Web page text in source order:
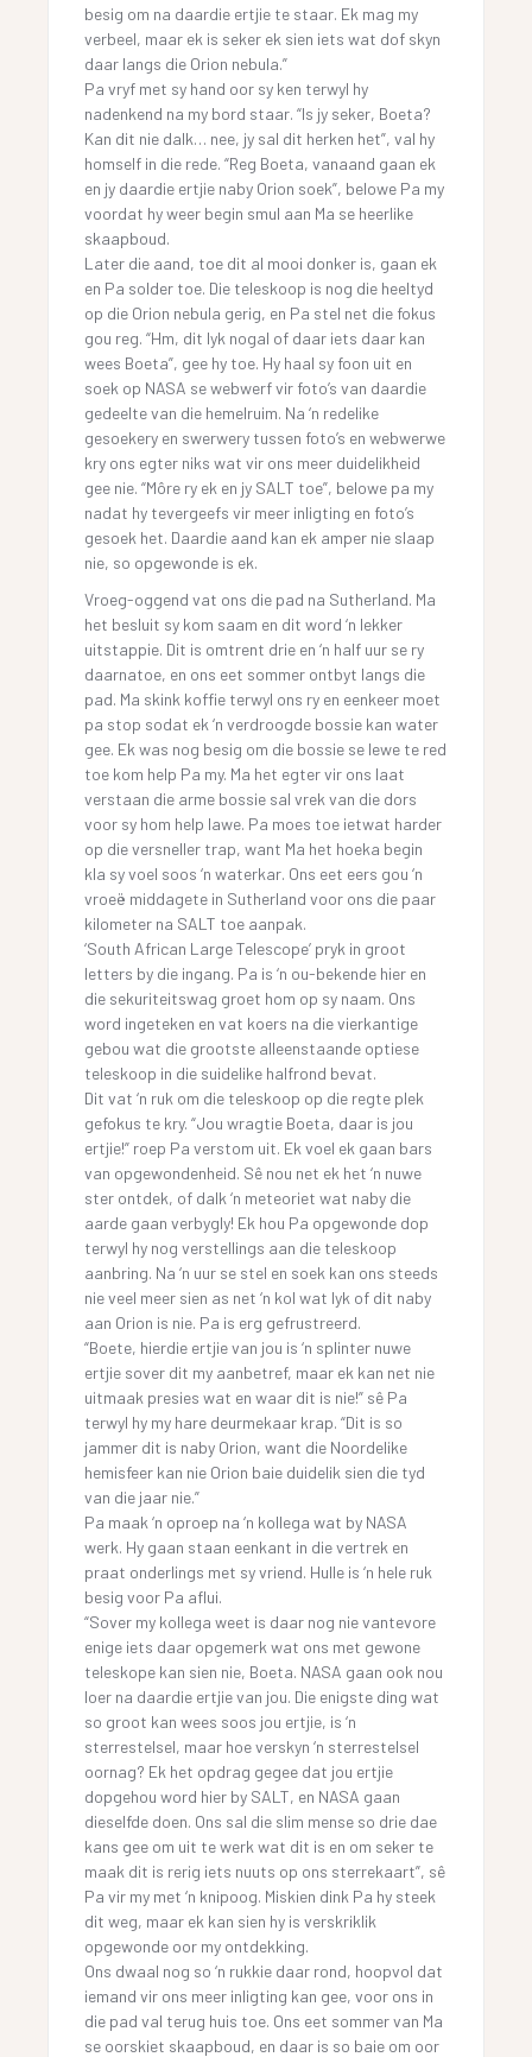
besig om na daardie ertjie te staar. Ek mag my
verbeel, maar ek is seker ek sien iets wat dof skyn
daar langs die Orion nebula.”
Pa vryf met sy hand oor sy ken terwyl hy
nadenkend na my bord staar. “Is jy seker, Boeta?
Kan dit nie dalk… nee, jy sal dit herken het”, val hy
homself in die rede. “Reg Boeta, vanaand gaan ek
en jy daardie ertjie naby Orion soek”, belowe Pa my
voordat hy weer begin smul aan Ma se heerlike
skaapboud.
Later die aand, toe dit al mooi donker is, gaan ek
en Pa solder toe. Die teleskoop is nog die heeltyd
op die Orion nebula gerig, en Pa stel net die fokus
gou reg. “Hm, dit lyk nogal of daar iets daar kan
wees Boeta”, gee hy toe. Hy haal sy foon uit en
soek op NASA se webwerf vir foto’s van daardie
gedeelte van die hemelruim. Na ‘n redelike
gesoekery en swerwery tussen foto’s en webwerwe
kry ons egter niks wat vir ons meer duidelikheid
gee nie. “Môre ry ek en jy SALT toe”, belowe pa my
nadat hy tevergeefs vir meer inligting en foto’s
gesoek het. Daardie aand kan ek amper nie slaap
nie, so opgewonde is ek.
Vroeg-oggend vat ons die pad na Sutherland. Ma
het besluit sy kom saam en dit word ‘n lekker
uitstappie. Dit is omtrent drie en ‘n half uur se ry
daarnatoe, en ons eet sommer ontbyt langs die
pad. Ma skink koffie terwyl ons ry en eenkeer moet
pa stop sodat ek ‘n verdroogde bossie kan water
gee. Ek was nog besig om die bossie se lewe te red
toe kom help Pa my. Ma het egter vir ons laat
verstaan die arme bossie sal vrek van die dors
voor sy hom help lawe. Pa moes toe ietwat harder
op die versneller trap, want Ma het hoeka begin
kla sy voel soos ‘n waterkar. Ons eet eers gou ‘n
vroeë middagete in Sutherland voor ons die paar
kilometer na SALT toe aanpak.
‘South African Large Telescope’ pryk in groot
letters by die ingang. Pa is ‘n ou-bekende hier en
die sekuriteitswag groet hom op sy naam. Ons
word ingeteken en vat koers na die vierkantige
gebou wat die grootste alleenstaande optiese
teleskoop in die suidelike halfrond bevat.
Dit vat ‘n ruk om die teleskoop op die regte plek
gefokus te kry. “Jou wragtie Boeta, daar is jou
ertjie!” roep Pa verstom uit. Ek voel ek gaan bars
van opgewondenheid. Sê nou net ek het ‘n nuwe
ster ontdek, of dalk ‘n meteoriet wat naby die
aarde gaan verbygly! Ek hou Pa opgewonde dop
terwyl hy nog verstellings aan die teleskoop
aanbring. Na ‘n uur se stel en soek kan ons steeds
nie veel meer sien as net ‘n kol wat lyk of dit naby
aan Orion is nie. Pa is erg gefrustreerd.
“Boete, hierdie ertjie van jou is ‘n splinter nuwe
ertjie sover dit my aanbetref, maar ek kan net nie
uitmaak presies wat en waar dit is nie!” sê Pa
terwyl hy my hare deurmekaar krap. “Dit is so
jammer dit is naby Orion, want die Noordelike
hemisfeer kan nie Orion baie duidelik sien die tyd
van die jaar nie.”
Pa maak ‘n oproep na ‘n kollega wat by NASA
werk. Hy gaan staan eenkant in die vertrek en
praat onderlings met sy vriend. Hulle is ‘n hele ruk
besig voor Pa aflui.
“Sover my kollega weet is daar nog nie vantevore
enige iets daar opgemerk wat ons met gewone
teleskope kan sien nie, Boeta. NASA gaan ook nou
loer na daardie ertjie van jou. Die enigste ding wat
so groot kan wees soos jou ertjie, is ‘n
sterrestelsel, maar hoe verskyn ‘n sterrestelsel
oornag? Ek het opdrag gegee dat jou ertjie
dopgehou word hier by SALT, en NASA gaan
dieselfde doen. Ons sal die slim mense so drie dae
kans gee om uit te werk wat dit is en om seker te
maak dit is rerig iets nuuts op ons sterrekaart”, sê
Pa vir my met ‘n knipoog. Miskien dink Pa hy steek
dit weg, maar ek kan sien hy is verskriklik
opgewonde oor my ontdekking.
Ons dwaal nog so ‘n rukkie daar rond, hoopvol dat
iemand vir ons meer inligting kan gee, voor ons in
die pad val terug huis toe. Ons eet sommer van Ma
se oorskiet skaapboud, en daar is so baie om oor